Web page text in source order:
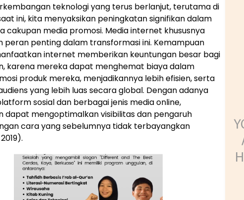
teknologi yang terus berlanjut, terutama di
ini, kita menyaksikan peningkatan signifikan dalam
cakupan media promosi. Media internet khususnya
peran penting dalam transformasi ini. Kemampuan
internet memberikan keuntungan besar bagi
karena mereka dapat menghemat biaya dalam
produk mereka, menjadikannya lebih efisien, serta
yang lebih luas secara global. Dengan adanya
sosial dan berbagai jenis media online,
dapat mengoptimalkan visibilitas dan pengaruh
cara yang sebelumnya tidak terbayangkan